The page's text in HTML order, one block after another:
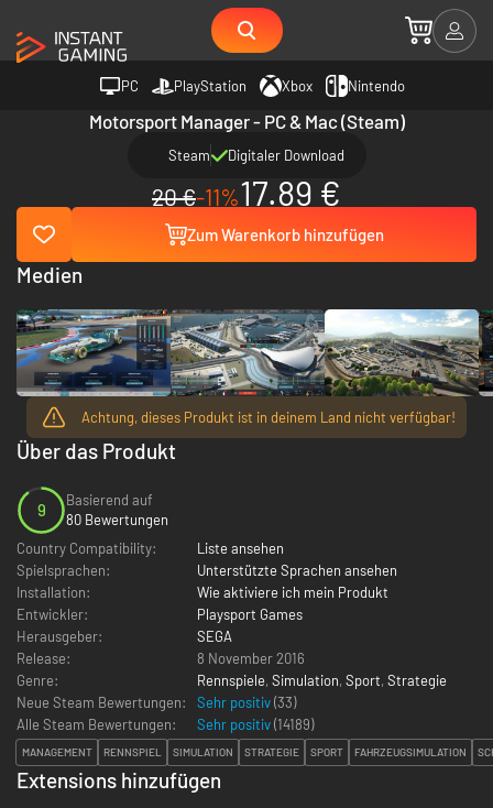
PC PlayStation Xbox Nintendo
Motorsport Manager - PC & Mac (Steam)
Steam Digitaler Download
20 €-11%17.89 €
Zum Warenkorb hinzufügen
Achtung, dieses Produkt ist in deinem Land nicht verfügbar!
Über das Produkt
9
Basierend auf
80 Bewertungen
Country Compatibility:
Liste ansehen
Spielsprachen:
Unterstützte Sprachen ansehen
Installation:
Wie aktiviere ich mein Produkt
Entwickler:
Playsport Games
Herausgeber:
SEGA
Release:
8 November 2016
Genre:
Rennspiele, Simulation, Sport, Strategie
Neue Steam Bewertungen:
Sehr positiv(33)
Alle Steam Bewertungen:
Sehr positiv(14189)
MANAGEMENT RENNSPIEL SIMULATION STRATEGIE SPORT FAHRZEUGSIMULATION
Extensions hinzufügen
Medien